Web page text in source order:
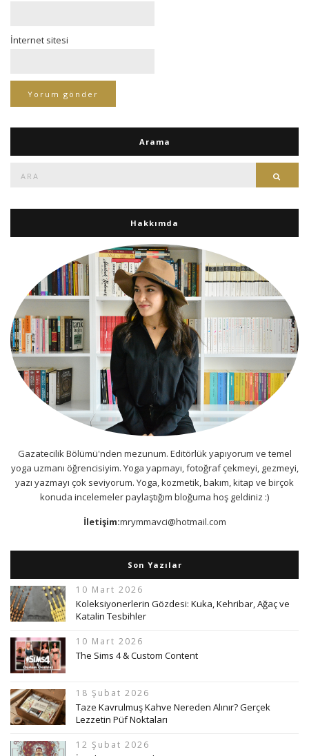
İnternet sitesi
Arama
Hakkımda
Gazatecilik Bölümü'nden mezunum. Editörlük yapıyorum ve temel
yoga uzmanı öğrencisiyim. Yoga yapmayı, fotoğraf çekmeyi, gezmeyi,
yazı yazmayı çok seviyorum. Yoga, kozmetik, bakım, kitap ve birçok
konuda incelemeler paylaştığım bloğuma hoş geldiniz :)
İletişim:mrymmavci@hotmail.com
Son Yazılar
10 Mart 2026
Koleksiyonerlerin Gözdesi: Kuka, Kehribar, Ağaç ve
Katalin Tesbihler
10 Mart 2026
The Sims 4 & Custom Content
18 Şubat 2026
Taze Kavrulmuş Kahve Nereden Alınır? Gerçek
Lezzetin Püf Noktaları
12 Şubat 2026